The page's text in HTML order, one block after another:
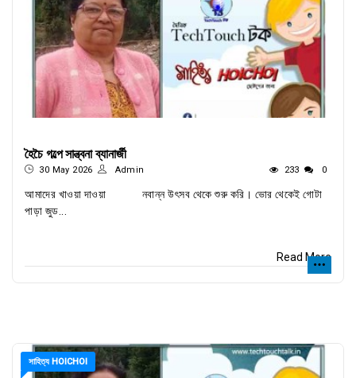
হৈচৈ গল্পে সান্ত্বনা ব্যানার্জী
30 May 2026 Admin 233 0
আমাদের খাওয়া দাওয়া নবান্ন উৎসব থেকে শুরু করি। ভোর থেকেই গোটা
পাড়া জুড...
Read More
সাহিত্য HOICHOI